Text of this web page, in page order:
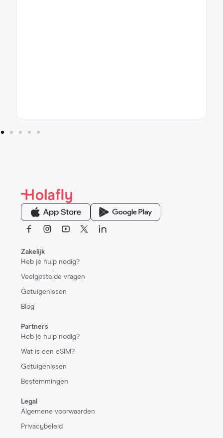
Zakelijk
Heb je hulp nodig?
Veelgestelde vragen
Getuigenissen
Blog
Partners
Heb je hulp nodig?
Wat is een eSIM?
Getuigenissen
Bestemmingen
Legal
Algemene voorwaarden
Privacybeleid